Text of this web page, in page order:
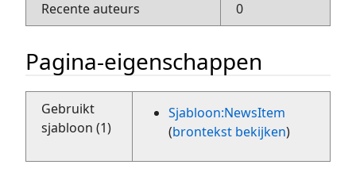
Recente auteurs 0
Pagina-eigenschappen
Gebruikt
sjabloon (1)
Sjabloon:NewsItem
(brontekst bekijken)